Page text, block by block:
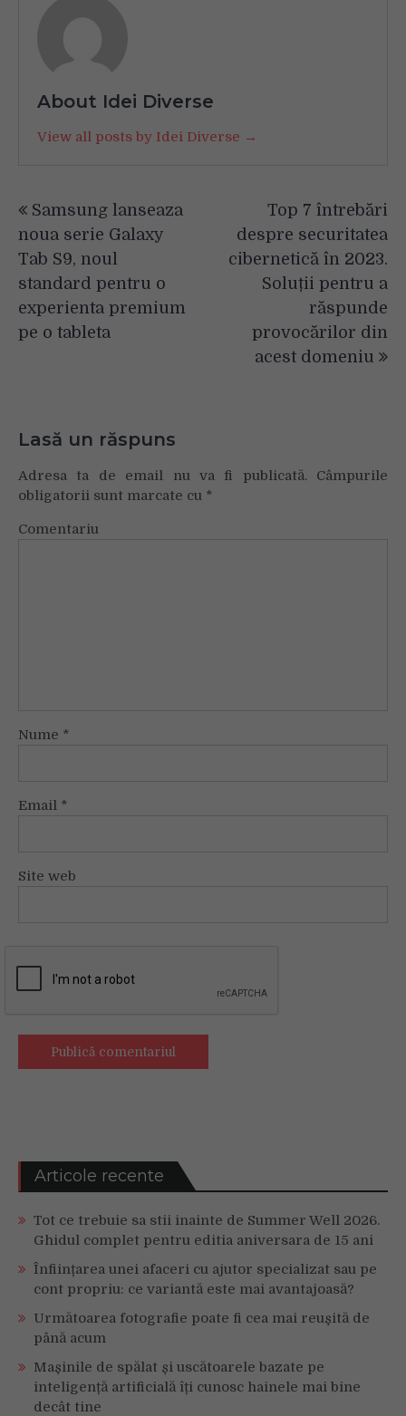
About Idei Diverse
View all posts by Idei Diverse →
în
articole
Samsung lanseaza
noua serie Galaxy
Tab S9, noul
standard pentru o
experienta premium
pe o tableta
Top 7 întrebări
despre securitatea
cibernetică în 2023.
Soluții pentru a
răspunde
provocărilor din
acest domeniu
Lasă un răspuns
Adresa ta de email nu va fi publicată.Câmpurile
obligatorii sunt marcate cu *
Comentariu
Nume *
Email *
Site web
Articole recente
Tot ce trebuie sa stii inainte de Summer Well 2026.
Ghidul complet pentru editia aniversara de 15 ani
Înființarea unei afaceri cu ajutor specializat sau pe
cont propriu: ce variantă este mai avantajoasă?
Următoarea fotografie poate fi cea mai reușită de
până acum
Mașinile de spălat și uscătoarele bazate pe
inteligență artificială îți cunosc hainele mai bine
decât tine